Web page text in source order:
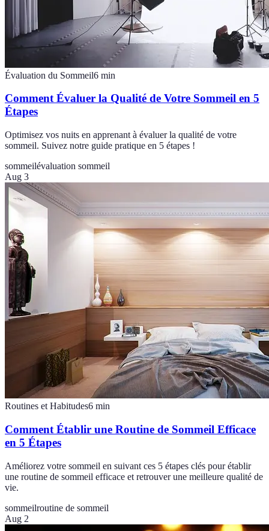
Évaluation du Sommeil6 min
Comment Évaluer la Qualité de Votre Sommeil en 5
Étapes
Optimisez vos nuits en apprenant à évaluer la qualité de votre
sommeil. Suivez notre guide pratique en 5 étapes !
sommeilévaluation sommeil
Aug 3
Routines et Habitudes6 min
Comment Établir une Routine de Sommeil Efficace
en 5 Étapes
Améliorez votre sommeil en suivant ces 5 étapes clés pour établir
une routine de sommeil efficace et retrouver une meilleure qualité de
vie.
sommeilroutine de sommeil
Aug 2